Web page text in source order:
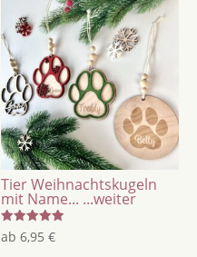
Tier Weihnachtskugeln
mit Name... ...weiter
Bewertet
mit
ab6,95€